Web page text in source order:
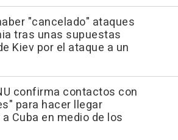
"cancelado" ataques
tras unas supuestas
Kiev por el ataque a un
confirma contactos con
para hacer llegar
Cuba en medio de los